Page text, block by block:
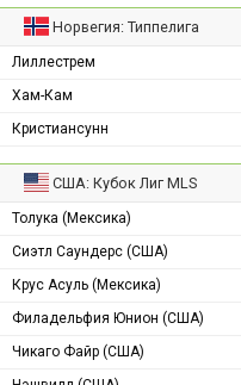
Норвегия: Типпелига
Лиллестрем
Хам-Кам
Кристиансунн
США: Кубок Лиг MLS
Толука (Мексика)
Сиэтл Саундерс (США)
Крус Асуль (Мексика)
Филадельфия Юнион (США)
Чикаго Файр (США)